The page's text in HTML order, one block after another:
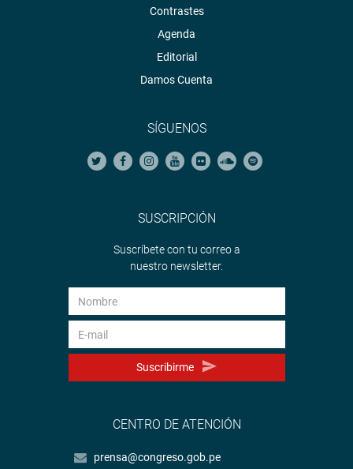
Contrastes
Agenda
Editorial
Damos Cuenta
SÍGUENOS
SUSCRIPCIÓN
Suscríbete con tu correo a
nuestro newsletter.
Suscribirme
CENTRO DE ATENCIÓN
prensa@congreso.gob.pe